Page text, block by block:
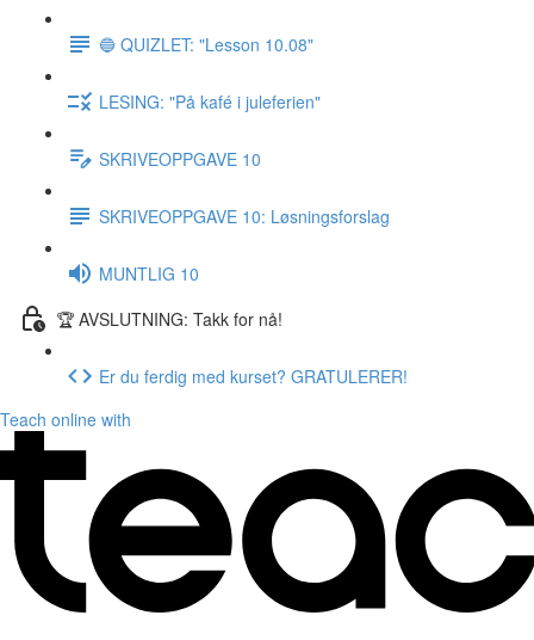
🔵 QUIZLET: "Lesson 10.08"
LESING: "På kafé i juleferien"
SKRIVEOPPGAVE 10
SKRIVEOPPGAVE 10: Løsningsforslag
MUNTLIG 10
🏆 AVSLUTNING: Takk for nå!
Er du ferdig med kurset? GRATULERER!
Teach online with